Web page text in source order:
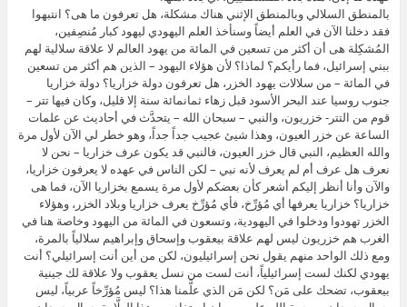
بالمنطق السلالي وبالمنطق الإثني هناك مشكلة، هل تعرفون ما هى؟ انتبهوا
فقد دخلنا الآن في العلم أيضاً وسنأخذ العلم اليهودي ليهود كبار مُنصِفين،
المُشكِلة هى أن أكثر من تسعين في المائة من يهود العالم لا علاقة سلالية لهم
ببني إسرائيل، فما رأيكم؟ لماذا؟ لأن هؤلاء اليهود – الذين هم أكثر من تسعين
في المائة – من سلالات يهود الخزر، هل تعرفون دولة خزاريا؟ دولة خزاريا
جنوب روسيا عند البحر الأسود قبل زهاء ثمانمائة سنة إلا قليل، وكان فيها تتر –
قوم من التتر- خزريون، والنبي – سبحان الله – يتحدَّث في أحاديث عن علمات
الساعة عن خزر العيون، وهذا شيئ عجيب جداً جداً، وهو خطر لي الآن لأول مرة
والله العظيم، النبي قال خزر العيون، فالنبي قد يكون عرف خزاريا – نحن لا
نعرف هل عرف أم لم يعرف لأنه نبي – لكن الناس في عهده لا يعرفون خزاريا،
والآن وأنا أنظر إليكم أشعر كأن بعضكم لأول مرة يسمع بخزاريا الآن، فما هى
خزاريا؟ خزاريا يعرفها أي مُؤرِّخ، فأي مُؤرِّخ يعرف خزاريا وبلاد الخزر، وهؤلاء
الخزر تهودوا ودخلوا في اليهودية، وتسعون في المائة من اليهود وخاصة هنا في
الغرب هم خزريون ليس لهم علاقة بيعقوب وإسحاق وإبراهيم سلالياً بالمرة،
ومع ذلك الواحد منهم يقول نحن إسرائيليون، لكن من أين أنت إسرائيلي؟ أنت
يهودي لكنك لست إسرائيلياً، أنت لست من نسل يعقوب ولا علاقة لك جينية
بيعقوب، تضحك على مَن؟ لكن مَن الذي علَّمنا هذا؟ ليس مُؤرِّخاً عربياً، ليس